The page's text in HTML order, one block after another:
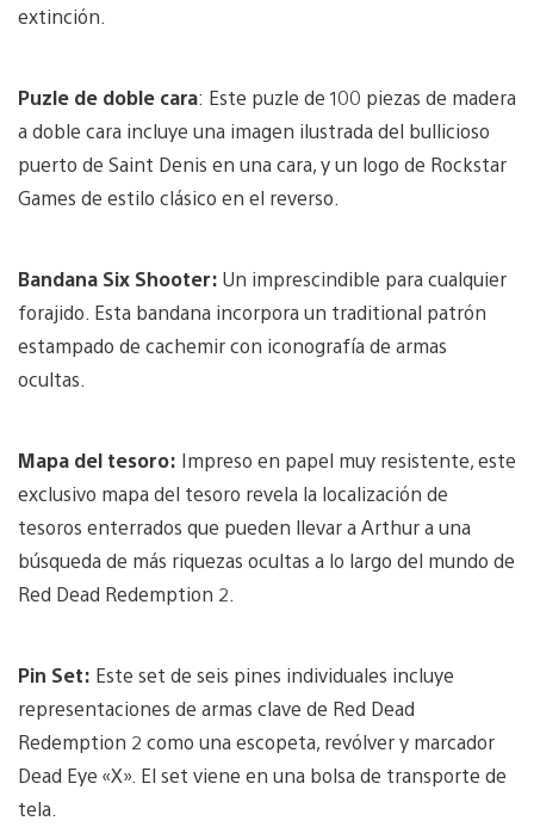
extinción.
Puzle de doble cara: Este puzle de 100 piezas de madera
a doble cara incluye una imagen ilustrada del bullicioso
puerto de Saint Denis en una cara, y un logo de Rockstar
Games de estilo clásico en el reverso.
Bandana Six Shooter: Un imprescindible para cualquier
forajido. Esta bandana incorpora un traditional patrón
estampado de cachemir con iconografía de armas
ocultas.
Mapa del tesoro: Impreso en papel muy resistente, este
exclusivo mapa del tesoro revela la localización de
tesoros enterrados que pueden llevar a Arthur a una
búsqueda de más riquezas ocultas a lo largo del mundo de
Red Dead Redemption 2.
Pin Set: Este set de seis pines individuales incluye
representaciones de armas clave de Red Dead
Redemption 2 como una escopeta, revólver y marcador
Dead Eye «X». El set viene en una bolsa de transporte de
tela.